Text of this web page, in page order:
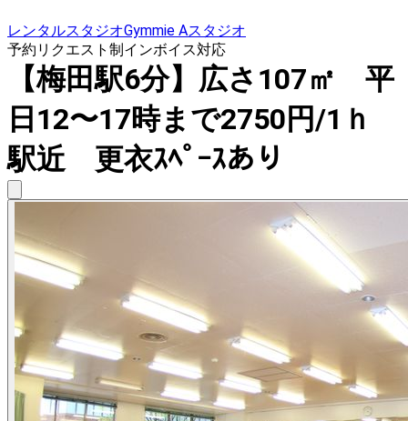
レンタルスタジオGymmie Aスタジオ
予約リクエスト制インボイス対応
【梅田駅6分】広さ107㎡ 平
日12〜17時まで2750円/1ｈ
駅近 更衣ｽﾍﾟｰｽあり